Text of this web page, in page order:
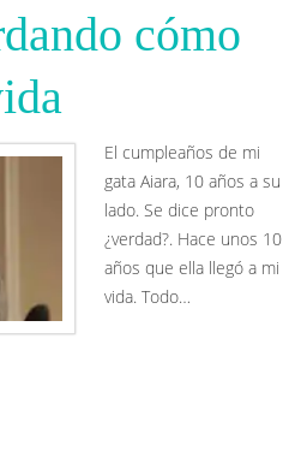
cómo
El cumpleaños de mi
gata Aiara, 10 años a su
lado. Se dice pronto
¿verdad?. Hace unos 10
años que ella llegó a mi
vida. Todo…